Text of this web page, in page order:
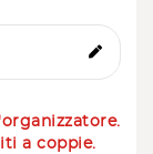
a coppie.